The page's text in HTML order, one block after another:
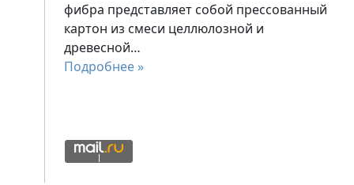
фибра представляет собой прессованный
картон из смеси целлюлозной и
древесной…
Подробнее »